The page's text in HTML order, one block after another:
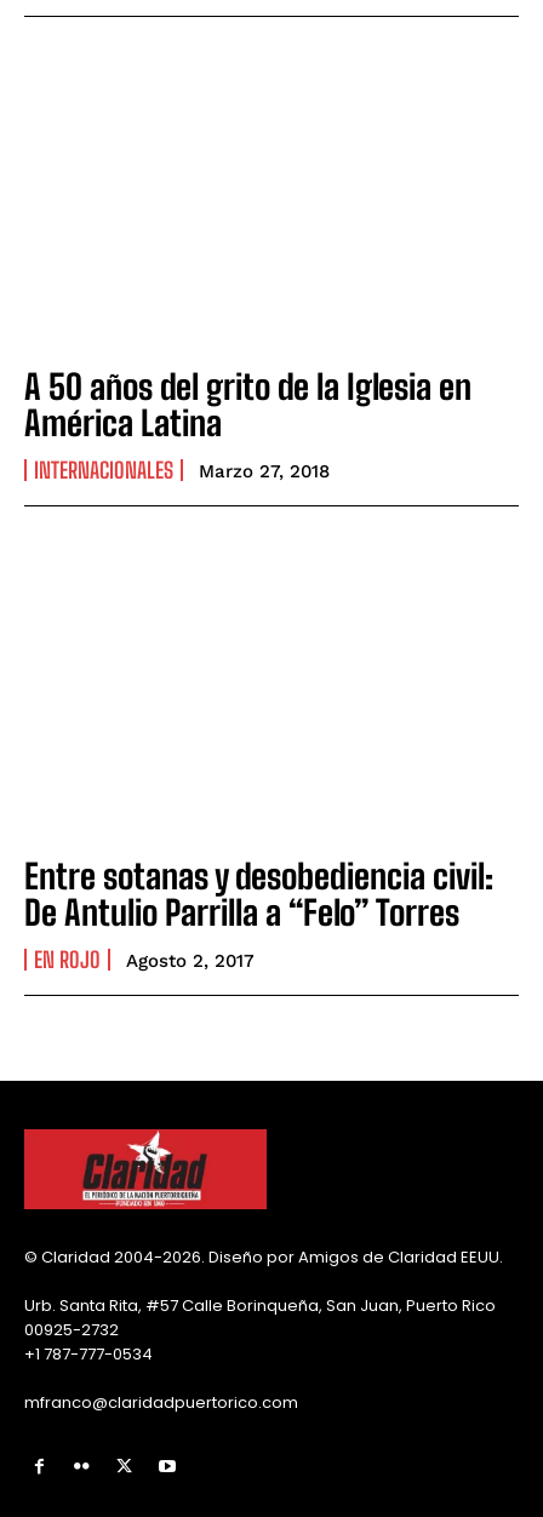
A 50 años del grito de la Iglesia en
América Latina
INTERNACIONALES Marzo 27, 2018
Entre sotanas y desobediencia civil:
De Antulio Parrilla a “Felo” Torres
EN ROJO Agosto 2, 2017
© Claridad 2004-2026. Diseño por Amigos de Claridad EEUU.
Urb. Santa Rita, #57 Calle Borinqueña, San Juan, Puerto Rico
00925-2732
+1 787-777-0534
mfranco@claridadpuertorico.com